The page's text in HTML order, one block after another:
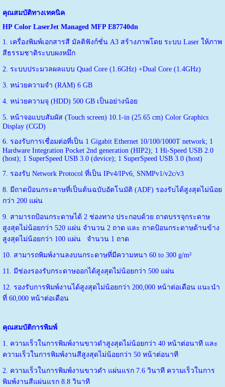
คุณสมบัติทางเทคนิค
HP Color LaserJet Managed MFP E87740dn
1. เครื่องพิมพ์เอกสารสี มัลติฟังก์ชั่น A3 สร้างภาพโดย ระบบ Laser ให้ภาพ
สีธรรมชาติระบบผงหมึก
2. ระบบประมวลผลแบบ Quad Core (1.6GHz) +Dual Core (1.4GHz)
3. หน่วยความจำ (RAM) 6 GB
4. หน่วยความจุ (HDD) 500 GB เป็นอย่างน้อย
5. หน้าจอแบบสัมผัส (Touch screen) 10.1-in (25.65 cm) Color Graphics
Display (CGD)
6. รองรับการเชื่อมต่อที่เป็น 1 Gigabit Ethernet 10/100/1000T network; 1
Hardware Integration Pocket 2nd generation (HIP2); 1 Hi-Speed USB 2.0
(host); 1 SuperSpeed USB 3.0 (device); 1 SuperSpeed USB 3.0 (host)
7. รองรับ Network Protocol ที่เป็น IPv4/IPv6, SNMPv1/v2c/v3
8. มีถาดป้อนกระดาษที่เป็นต้นฉบับอัตโนมัติ (ADF) รองรับได้สูงสุดไม่น้อย
กว่า 200 แผ่น
9. สามารถป้อนกระดาษได้ 2 ช่องทาง ประกอบด้วย ถาดบรรจุกระดาษ
สูงสุดไม่น้อยกว่า 520 แผ่น จำนวน 2 ถาด และ ถาดป้อนกระดาษด้านข้าง
สูงสุดไม่น้อยกว่า 100 แผ่น จำนวน 1 ถาด
10. สามารถพิมพ์งานลงบนกระดาษที่มีความหนา 60 to 300 g/m²
11. มีช่องรองรับกระดาษออกได้สูงสุดไม่น้อยกว่า 500 แผ่น
12. รองรับการพิมพ์งานได้สูงสุดไม่น้อยกว่า 200,000 หน้าต่อเดือน แนะนำ
ที่ 60,000 หน้าต่อเดือน
คุณสมบัติการพิมพ์
1. ความเร็วในการพิมพ์งานขาวดำสูงสุดไม่น้อยกว่า 40 หน้าต่อนาที และ
ความเร็วในการพิมพ์งานสีสูงสุดไม่น้อยกว่า 50 หน้าต่อนาที
2. ความเร็วในการพิมพ์งานขาวดำ แผ่นแรก 7.6 วินาที ความเร็วในการ
พิมพ์งานสีแผ่นแรก 8.8 วินาที